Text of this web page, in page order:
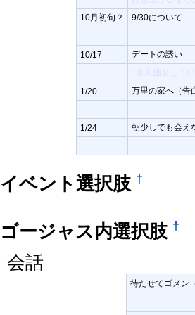
10月初旬？
9/30について
10/17
デートの誘い
↑永久指名して
1/20 万里の家へ（告
1/24 朝少しでも会え
イベント選択肢 †
ゴージャス内選択肢 †
会話
待たせてゴメン